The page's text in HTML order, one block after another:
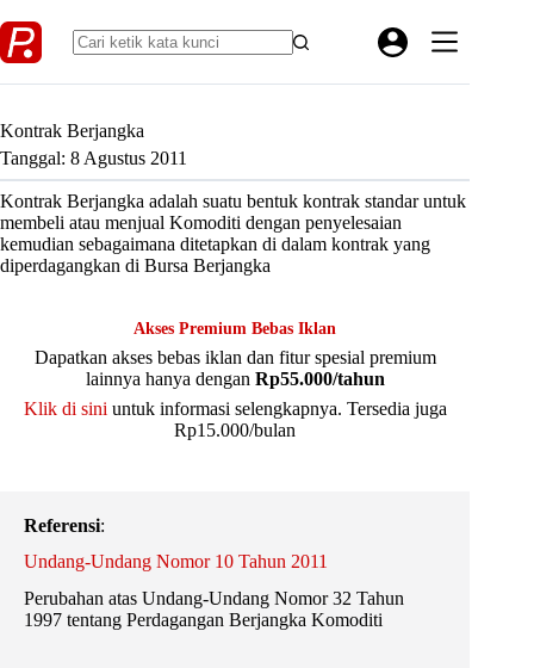
to
content
Kontrak Berjangka
Tanggal: 8 Agustus 2011
Kontrak Berjangka adalah suatu bentuk kontrak standar untuk
membeli atau menjual Komoditi dengan penyelesaian
kemudian sebagaimana ditetapkan di dalam kontrak yang
diperdagangkan di Bursa Berjangka
Akses Premium Bebas Iklan
Dapatkan akses bebas iklan dan fitur spesial premium
lainnya hanya dengan Rp55.000/tahun
Klik di sini untuk informasi selengkapnya. Tersedia juga
Rp15.000/bulan
Referensi:
Undang-Undang Nomor 10 Tahun 2011
Perubahan atas Undang-Undang Nomor 32 Tahun
1997 tentang Perdagangan Berjangka Komoditi